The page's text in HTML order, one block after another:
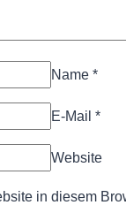
Name *
E-Mail *
Website
in diesem